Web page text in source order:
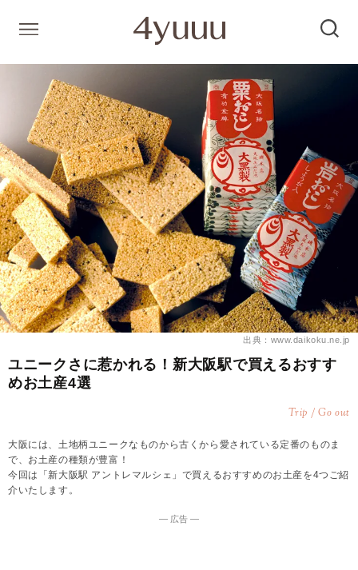
出典：www.daikoku.ne.jp
ユニークさに惹かれる！新大阪駅で買えるおすす
めお土産4選
Trip / Go out
大阪には、土地柄ユニークなものから古くから愛されている定番のものま
で、お土産の種類が豊富！
今回は「新大阪駅 アントレマルシェ」で買えるおすすめのお土産を4つご紹
介いたします。
― 広告 ―